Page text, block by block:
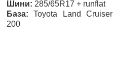
Шини: 285/65R17 + runflat
База: Toyota Land Cruiser
200